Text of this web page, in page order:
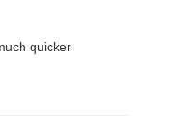
quicker